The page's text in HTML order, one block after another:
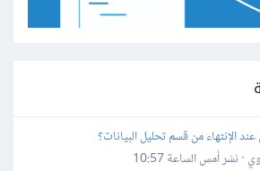
الإنتهاء من قسم تحليل البيانات؟
· نشرأمس الساعة 10:57